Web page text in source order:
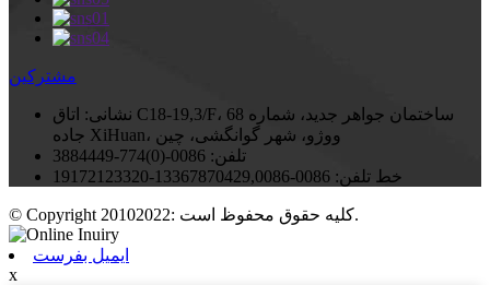
مشترکین
نشانی: اتاق C18-19,3/F، ساختمان جواهر جدید، شماره 68
جاده XiHuan، ووژو، شهر گوانگشی، چین
تلفن: 0086-(0)774-3884449
خط تلفن: 0086-13367870429,0086-19172123320
© Copyright 20102022: کلیه حقوق محفوظ است.
ایمیل بفرست
x